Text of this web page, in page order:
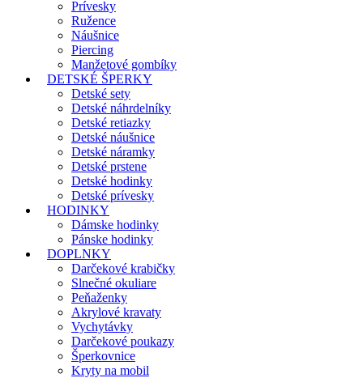
Prívesky
Ružence
Náušnice
Piercing
Manžetové gombíky
DETSKÉ ŠPERKY
Detské sety
Detské náhrdelníky
Detské retiazky
Detské náušnice
Detské náramky
Detské prstene
Detské hodinky
Detské prívesky
HODINKY
Dámske hodinky
Pánske hodinky
DOPLNKY
Darčekové krabičky
Slnečné okuliare
Peňaženky
Akrylové kravaty
Vychytávky
Darčekové poukazy
Šperkovnice
Kryty na mobil